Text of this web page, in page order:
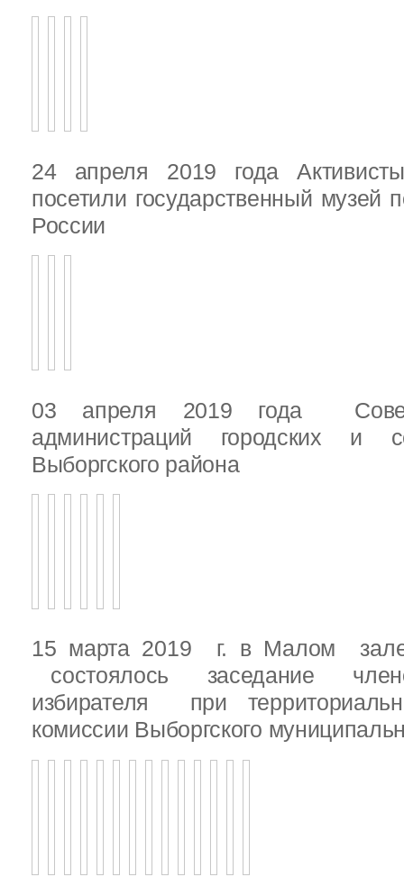
24 апреля 2019 года
посетили государственный музей
России
03 апреля 2019 года
администраций городских и
Выборгского района
15 марта 2019 г. в Малом
состоялось заседание
избирателя при
комиссии Выборгского